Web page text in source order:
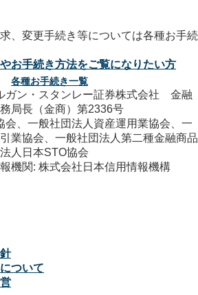
お手続き方法をご覧になりたい方
各種お手続き一覧
ガン・スタンレー証券株式会社 金融
局長（金商）第2336号
会、一般社団法人資産運用業協会、一
業協会、一般社団法人第二種金融商品
人日本STO協会
機関: 株式会社日本信用情報機構
ついて